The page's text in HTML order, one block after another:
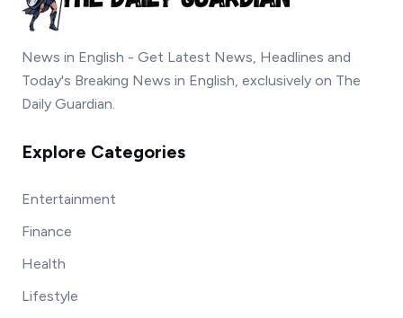
News in English - Get Latest News, Headlines and
Today's Breaking News in English, exclusively on The
Daily Guardian.
Explore Categories
Entertainment
Finance
Health
Lifestyle